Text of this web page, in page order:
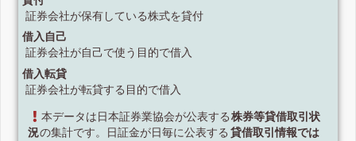
証券会社が保有している株式を貸付
借入自己
証券会社が自己で使う目的で借入
借入転貸
証券会社が転貸する目的で借入
本データは日本証券業協会が公表する 株券等貸借取引状
況の集計です。日証金が日毎に公表する 貸借取引情報では